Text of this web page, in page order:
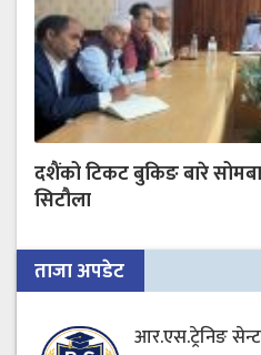
दशैंको टिकट बुकिङ बारे
सिटौला
ताजा अपडेट
आर.एस.ट्रेनिङ